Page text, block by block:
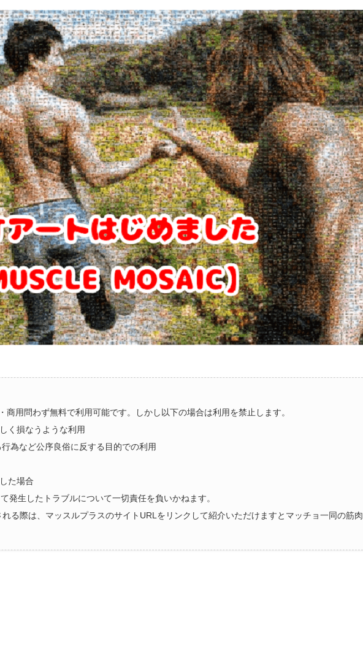
商用問わず無料で利用可能です。しかし以下の場合は利用を禁止します。
く損なうような利用
為など公序良俗に反する目的での利用
た場合
発生したトラブルについて一切責任を負いかねます。
る際は、マッスルプラスのサイトURLをリンクして紹介いただけますとマッチョ一同の筋肉